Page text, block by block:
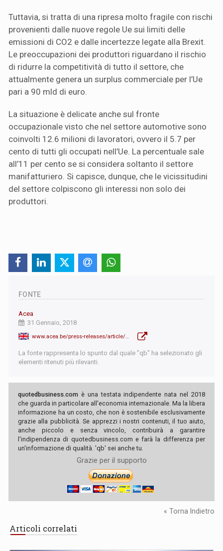
Tuttavia, si tratta di una ripresa molto fragile con rischi
provenienti dalle nuove regole Ue sui limiti delle
emissioni di CO2 e dalle incertezze legate alla Brexit.
Le preoccupazioni dei produttori riguardano il rischio
di ridurre la competitività di tutto il settore, che
attualmente genera un surplus commerciale per l’Ue
pari a 90 mld di euro.
La situazione è delicate anche sul fronte
occupazionale visto che nel settore automotive sono
coinvolti 12.6 milioni di lavoratori, ovvero il 5.7 per
cento di tutti gli occupati nell’Ue. La percentuale sale
all’11 per cento se si considera soltanto il settore
manifatturiero. Si capisce, dunque, che le vicissitudini
del settore colpiscono gli interessi non solo dei
produttori.
FONTE
Acea
31 Gennaio, 2018
www.acea.be/press-releases/article/safeguarding-auto-industry-competitiveness-amidst-brexit-and-co2-policy-con
La fonte rappresenta lo spunto dal quale "qb" ha selezionato gli
elementi ritenuti più rilevanti.
quotedbusiness.com è una testata indipendente nata nel 2018
che guarda in particolare all'economia internazionale. Ma la libera
informazione ha un costo, che non è sostenibile esclusivamente
grazie alla pubblicità. Se apprezzi i nostri contenuti, il tuo aiuto,
anche piccolo e senza vincolo, contribuirà a garantire
l'indipendenza di quotedbusiness.com e farà la differenza per
un'informazione di qualità. 'qb' sei anche tu.
Grazie per il supporto
« Torna Indietro
Articoli correlati